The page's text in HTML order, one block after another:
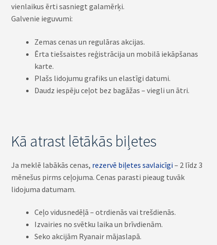
vienlaikus ērti sasniegt galamērķi.
Galvenie ieguvumi:
Zemas cenas un regulāras akcijas.
Ērta tiešsaistes reģistrācija un mobilā iekāpšanas
karte.
Plašs lidojumu grafiks un elastīgi datumi.
Daudz iespēju ceļot bez bagāžas – viegli un ātri.
Kā atrast lētākās biļetes
Ja meklē labākās cenas, rezervē biļetes savlaicīgi – 2 līdz 3
mēnešus pirms ceļojuma. Cenas parasti pieaug tuvāk
lidojuma datumam.
Ceļo vidusnedēļā – otrdienās vai trešdienās.
Izvairies no svētku laika un brīvdienām.
Seko akcijām Ryanair mājaslapā.